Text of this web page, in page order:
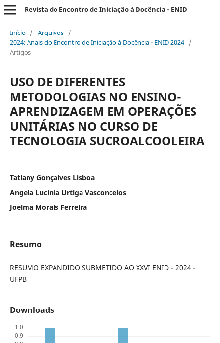
Revista do Encontro de Iniciação à Docência - ENID
Início / Arquivos /
2024: Anais do Encontro de Iniciação à Docência - ENID 2024 /
Artigos
USO DE DIFERENTES
METODOLOGIAS NO ENSINO-
APRENDIZAGEM EM OPERAÇÕES
UNITÁRIAS NO CURSO DE
TECNOLOGIA SUCROALCOOLEIRA
Tatiany Gonçalves Lisboa
Angela Lucínia Urtiga Vasconcelos
Joelma Morais Ferreira
Resumo
RESUMO EXPANDIDO SUBMETIDO AO XXVI ENID - 2024 -
UFPB
Downloads